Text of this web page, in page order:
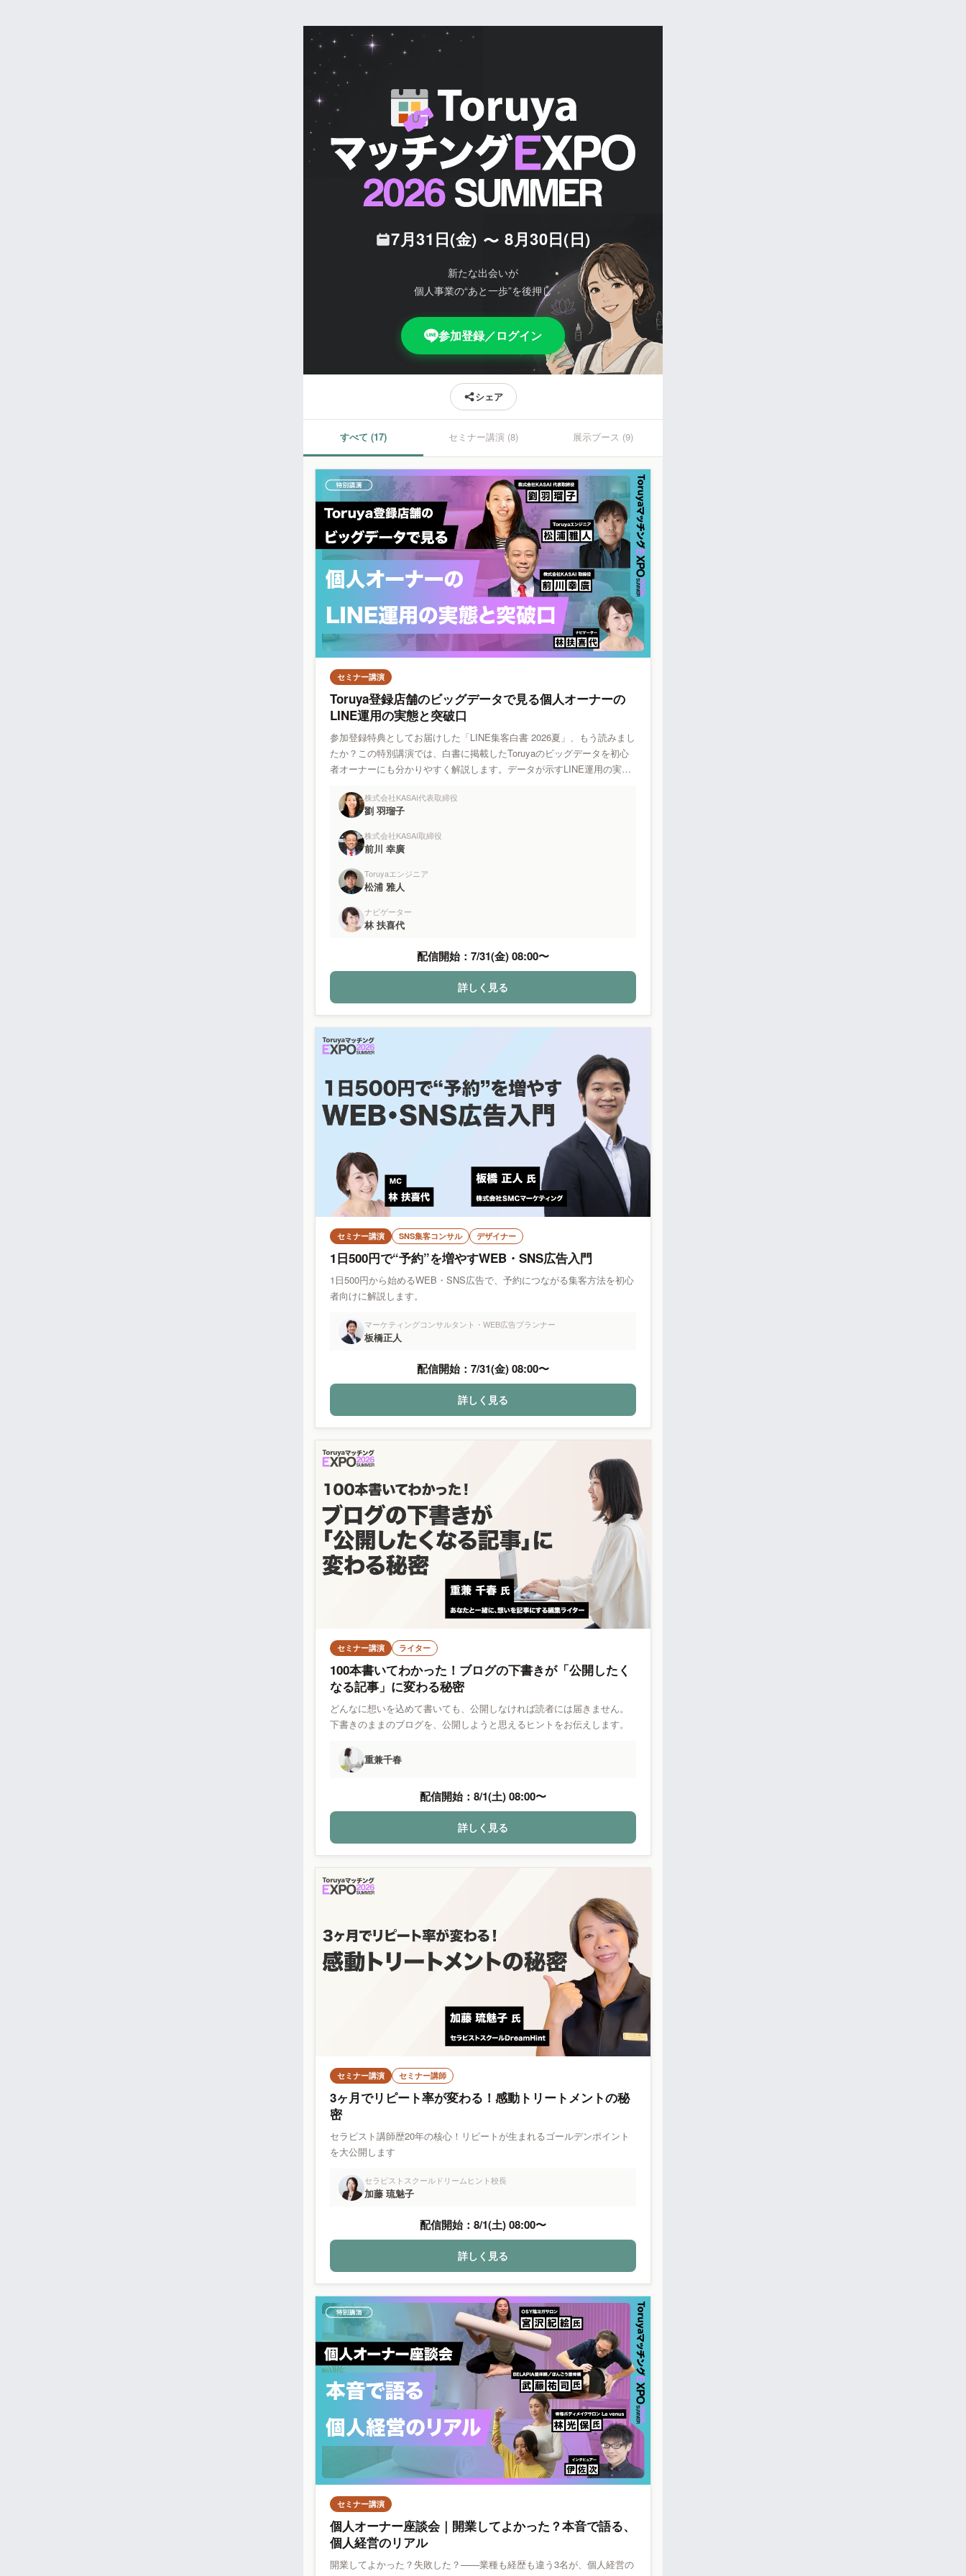
7月31日(金) 〜 8月30日(日)
新たな出会いが
個人事業の“あと一歩”を後押し
参加登録／ログイン
シェア
すべて (17) セミナー講演 (8) 展示ブース (9)
セミナー講演
Toruya登録店舗のビッグデータで見る個人オーナーの
LINE運用の実態と突破口
参加登録特典としてお届けした「LINE集客白書 2026夏」、もう読みまし
たか？この特別講演では、白書に掲載したToruyaのビッグデータを初心
者オーナーにも分かりやすく解説します。データが示すLINE運用の実態
株式会社KASAI代表取締役
劉 羽瑠子
株式会社KASAI取締役
前川 幸廣
Toruyaエンジニア
松浦 雅人
ナビゲーター
林 扶喜代
配信開始： 7/31(金) 08:00〜
詳しく見る
セミナー講演 SNS集客コンサル デザイナー
1日500円で“予約”を増やすWEB・SNS広告入門
1日500円から始めるWEB・SNS広告で、予約につながる集客方法を初心
者向けに解説します。
マーケティングコンサルタント・WEB広告プランナー
板橋正人
配信開始： 7/31(金) 08:00〜
詳しく見る
セミナー講演 ライター
100本書いてわかった！ブログの下書きが「公開したく
なる記事」に変わる秘密
どんなに想いを込めて書いても、公開しなければ読者には届きません。
下書きのままのブログを、公開しようと思えるヒントをお伝えします。
重兼千春
配信開始： 8/1(土) 08:00〜
詳しく見る
セミナー講演 セミナー講師
3ヶ月でリピート率が変わる！感動トリートメントの秘
密
セラピスト講師歴20年の核心！リピートが生まれるゴールデンポイント
を大公開します
セラピストスクールドリームヒント校長
加藤 琉魅子
配信開始： 8/1(土) 08:00〜
詳しく見る
セミナー講演
個人オーナー座談会｜開業してよかった？本音で語る、
個人経営のリアル
開業してよかった？失敗した？——業種も経歴も違う3名が、個人経営の